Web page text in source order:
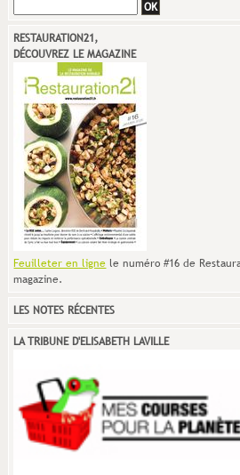
RESTAURATION21,
DÉCOUVREZ LE MAGAZINE
Feuilleter en ligne le numéro #16 de
magazine.
LES NOTES RÉCENTES
LA TRIBUNE D'ELISABETH LAVILLE